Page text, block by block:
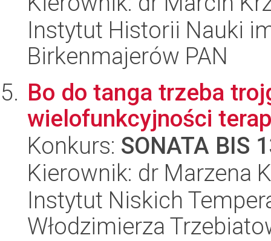
Instytut Historii Nauki
Birkenmajerów PAN
Bo do tanga trzeba
wielofunkcyjności
Konkurs: SONATA BIS
Kierownik: dr Marzena
Instytut Niskich
Włodzimierza